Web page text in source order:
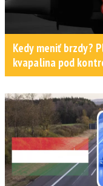
Kedy meniť brzdy?
kvapalina pod